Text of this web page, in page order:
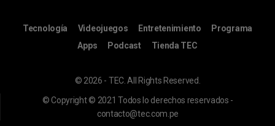
Tecnología Videojuegos Entretenimiento
Programa
Apps
Podcast Tienda TEC
© 2026 - TEC. All Rights Reserved.
© Copyright © 2021 Todos lo derechos reservados -
contacto@tec.com.pe